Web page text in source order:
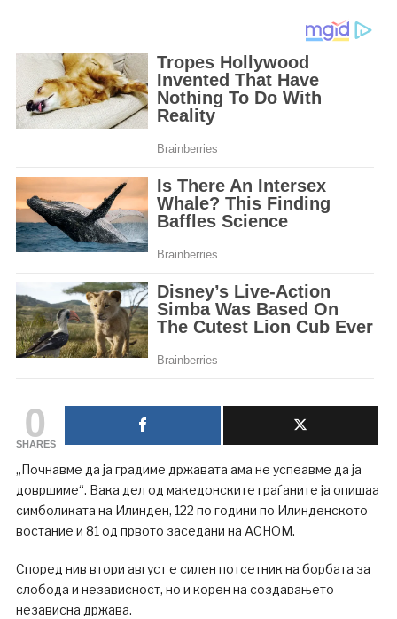
0
SHARES
„Почнавме да ја градиме државата ама не успеавме да ја
довршиме“. Вака дел од македонските граѓаните ја опишаа
симболиката на Илинден, 122 по години по Илинденското
востание и 81 од првото заседани на АСНОМ.
Според нив втори август е силен потсетник на борбата за
слобода и независност, но и корен на создавањето
независна држава.